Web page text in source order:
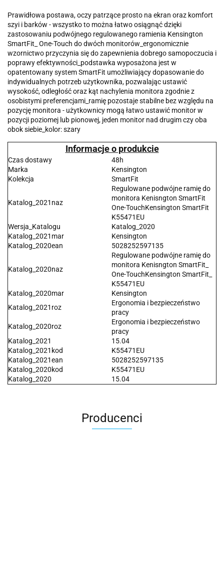
Prawidłowa postawa, oczy patrzące prosto na ekran oraz komfort
szyi i barków - wszystko to można łatwo osiągnąć dzięki
zastosowaniu podwójnego regulowanego ramienia Kensington
SmartFit_ One-Touch do dwóch monitorów_ergonomicznie
wzornictwo przyczynia się do zapewnienia dobrego samopoczucia i
poprawy efektywności_podstawka wyposażona jest w
opatentowany system SmartFit umożliwiający dopasowanie do
indywidualnych potrzeb użytkownika, pozwalając ustawić
wysokość, odległość oraz kąt nachylenia monitora zgodnie z
osobistymi preferencjami_ramię pozostaje stabilne bez względu na
pozycję monitora - użytkownicy mogą łatwo ustawić monitor w
pozycji poziomej lub pionowej, jeden monitor nad drugim czy oba
obok siebie_kolor: szary
Informacje o produkcie
Czas dostawy
48h
Marka
Kensington
Kolekcja
SmartFit
Katalog_2021naz
Regulowane podwójne ramię do
monitora Kenisngton SmartFit
One-TouchKensington SmartFit
K55471EU
Wersja_Katalogu
Katalog_2020
Katalog_2021mar
Kensington
Katalog_2020ean
5028252597135
Katalog_2020naz
Regulowane podwójne ramię do
monitora Kenisngton SmartFit_
One-TouchKensington SmartFit_
K55471EU
Katalog_2020mar
Kensington
Katalog_2021roz
Ergonomia i bezpieczeństwo
pracy
Katalog_2020roz
Ergonomia i bezpieczeństwo
pracy
Katalog_2021
15.04
Katalog_2021kod
K55471EU
Katalog_2021ean
5028252597135
Katalog_2020kod
K55471EU
Katalog_2020
15.04
Producenci